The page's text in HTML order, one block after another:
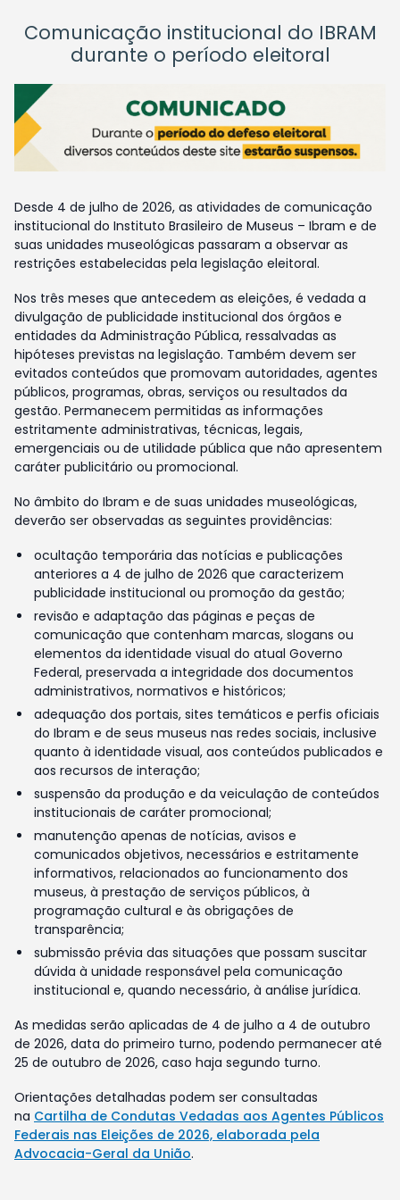
Comunicação institucional do IBRAM
durante o período eleitoral
Desde 4 de julho de 2026, as atividades de comunicação
institucional do Instituto Brasileiro de Museus – Ibram e de
suas unidades museológicas passaram a observar as
restrições estabelecidas pela legislação eleitoral.
Nos três meses que antecedem as eleições, é vedada a
divulgação de publicidade institucional dos órgãos e
entidades da Administração Pública, ressalvadas as
hipóteses previstas na legislação. Também devem ser
evitados conteúdos que promovam autoridades, agentes
públicos, programas, obras, serviços ou resultados da
gestão. Permanecem permitidas as informações
estritamente administrativas, técnicas, legais,
emergenciais ou de utilidade pública que não apresentem
caráter publicitário ou promocional.
No âmbito do Ibram e de suas unidades museológicas,
deverão ser observadas as seguintes providências:
ocultação temporária das notícias e publicações
anteriores a 4 de julho de 2026 que caracterizem
publicidade institucional ou promoção da gestão;
revisão e adaptação das páginas e peças de
comunicação que contenham marcas, slogans ou
elementos da identidade visual do atual Governo
Federal, preservada a integridade dos documentos
administrativos, normativos e históricos;
adequação dos portais, sites temáticos e perfis oficiais
do Ibram e de seus museus nas redes sociais, inclusive
quanto à identidade visual, aos conteúdos publicados e
aos recursos de interação;
suspensão da produção e da veiculação de conteúdos
institucionais de caráter promocional;
manutenção apenas de notícias, avisos e
comunicados objetivos, necessários e estritamente
informativos, relacionados ao funcionamento dos
museus, à prestação de serviços públicos, à
programação cultural e às obrigações de
transparência;
submissão prévia das situações que possam suscitar
dúvida à unidade responsável pela comunicação
institucional e, quando necessário, à análise jurídica.
As medidas serão aplicadas de 4 de julho a 4 de outubro
de 2026, data do primeiro turno, podendo permanecer até
25 de outubro de 2026, caso haja segundo turno.
Orientações detalhadas podem ser consultadas
na Cartilha de Condutas Vedadas aos Agentes Públicos
Federais nas Eleições de 2026, elaborada pela
Advocacia-Geral da União.